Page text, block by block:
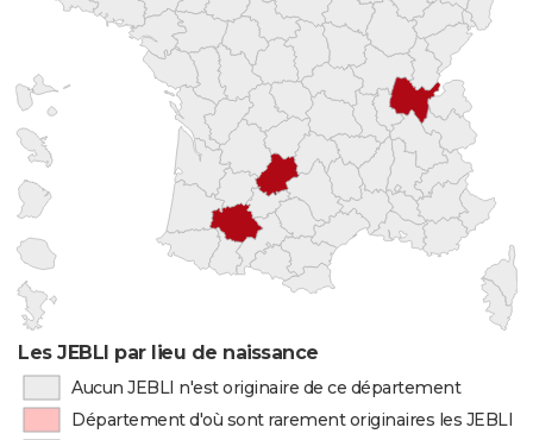
Les JEBLI par lieu de naissance
Aucun JEBLI n'est originaire de ce département
Département d'où sont rarement originaires les JEBLI